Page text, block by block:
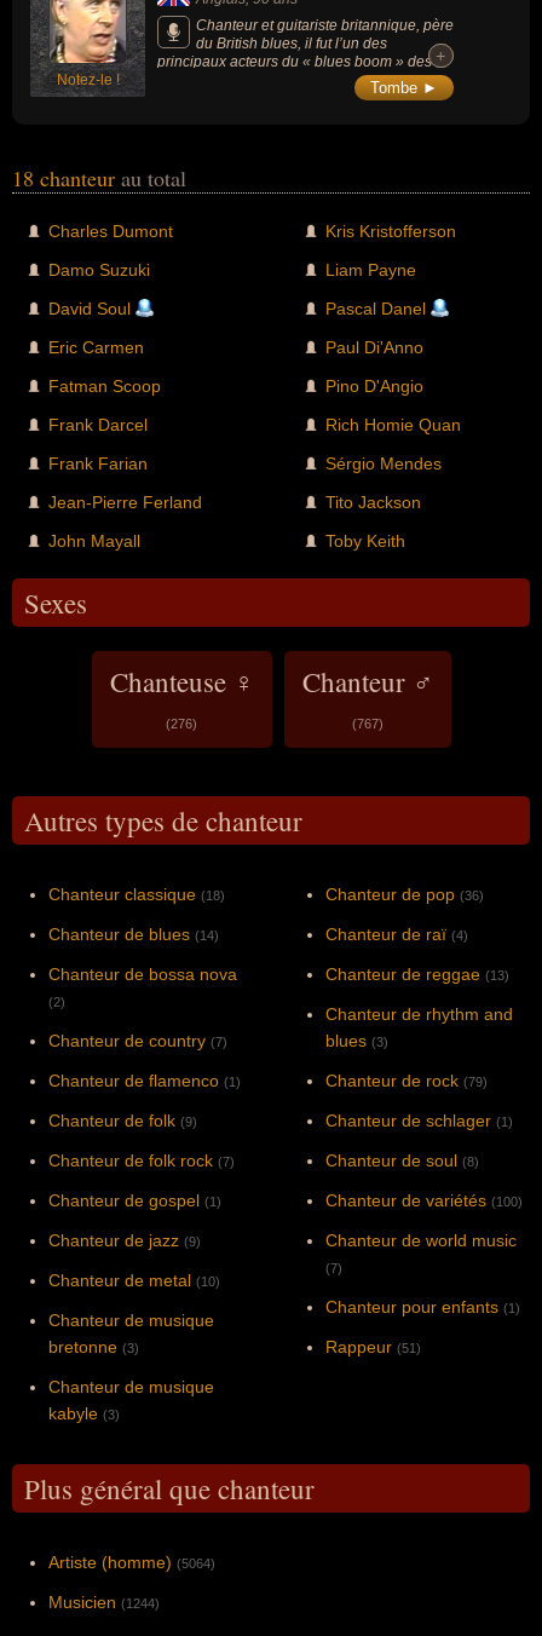
Notez-le !
Chanteur et guitariste britannique, père
du British blues, il fut l’un des
principaux acteurs du « blues boom » des
années 1960. A la tête des Bluesbreakers, il
a révélé de nombreux talents comme Eric
+
+
Tombe ►
18 chanteur au total
Charles Dumont
Damo Suzuki
David Soul
Eric Carmen
Fatman Scoop
Frank Darcel
Frank Farian
Jean-Pierre Ferland
John Mayall
Kris Kristofferson
Liam Payne
Pascal Danel
Paul Di'Anno
Pino D'Angio
Rich Homie Quan
Sérgio Mendes
Tito Jackson
Toby Keith
Sexes
Chanteuse ♀
(276)
Chanteur ♂
(767)
Autres types de chanteur
Chanteur classique (18)
Chanteur de blues (14)
Chanteur de bossa nova
(2)
Chanteur de country (7)
Chanteur de flamenco (1)
Chanteur de folk (9)
Chanteur de folk rock (7)
Chanteur de gospel (1)
Chanteur de jazz (9)
Chanteur de metal (10)
Chanteur de musique
bretonne (3)
Chanteur de musique
kabyle (3)
Chanteur de pop (36)
Chanteur de raï (4)
Chanteur de reggae (13)
Chanteur de rhythm and
blues (3)
Chanteur de rock (79)
Chanteur de schlager (1)
Chanteur de soul (8)
Chanteur de variétés (100)
Chanteur de world music
(7)
Chanteur pour enfants (1)
Rappeur (51)
Plus général que chanteur
Artiste (homme) (5064)
Musicien (1244)